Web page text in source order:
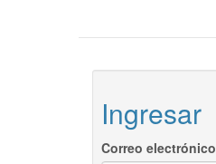
Ingresar
Correo electrónico